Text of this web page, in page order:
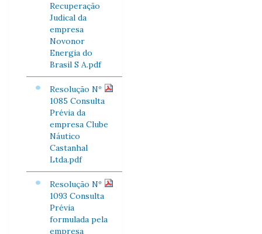
Recuperação
Judical da
empresa
Novonor
Energia do
Brasil S A.pdf
Resolução Nº
1085 Consulta
Prévia da
empresa Clube
Náutico
Castanhal
Ltda.pdf
Resolução Nº
1093 Consulta
Prévia
formulada pela
empresa